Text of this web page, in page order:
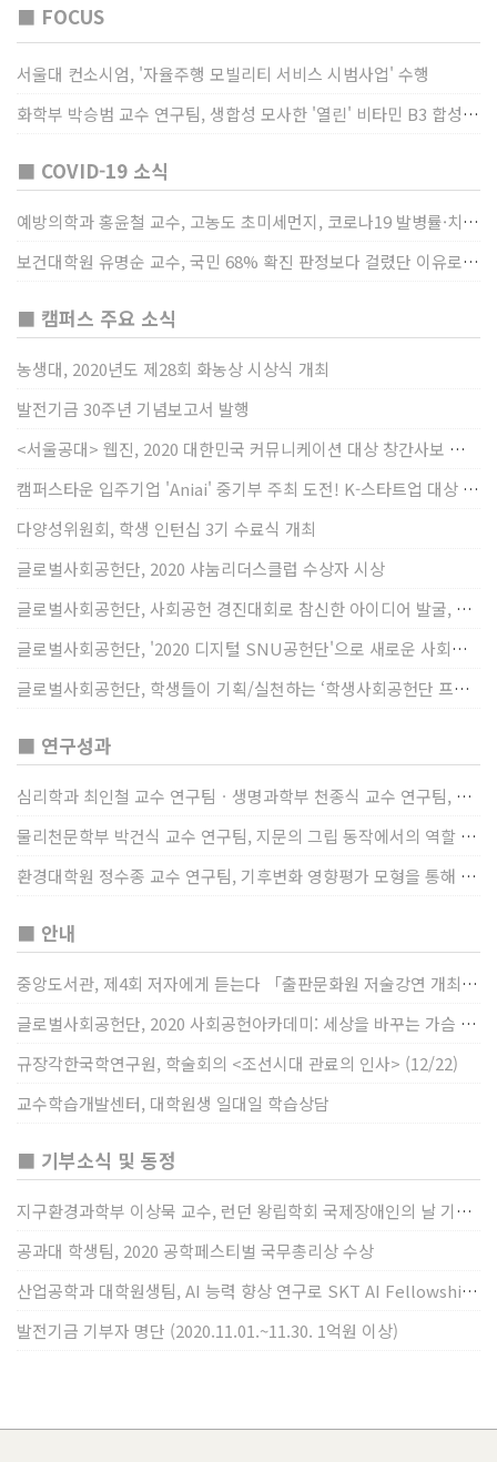
■ FOCUS
서울대 컨소시엄, '자율주행 모빌리티 서비스 시범사업' 수행
화학부 박승범 교수 연구팀, 생합성 모사한 '열린' 비타민 B3 합성법 개발
■ COVID-19 소식
예방의학과 홍윤철 교수, 고농도 초미세먼지, 코로나19 발병률·치명률 높인다
보건대학원 유명순 교수, 국민 68% 확진 판정보다 걸렸단 이유로 비난받는 걸 더 두려해
■ 캠퍼스 주요 소식
농생대, 2020년도 제28회 화농상 시상식 개최
발전기금 30주년 기념보고서 발행
<서울공대> 웹진, 2020 대한민국 커뮤니케이션 대상 창간사보 부문 최우수상 선정
캠퍼스타운 입주기업 'Aniai' 중기부 주최 도전! K-스타트업 대상 수상
다양성위원회, 학생 인턴십 3기 수료식 개최
글로벌사회공헌단, 2020 샤눔리더스클럽 수상자 시상
글로벌사회공헌단, 사회공헌 경진대회로 참신한 아이디어 발굴, 지원
글로벌사회공헌단, '2020 디지털 SNU공헌단'으로 새로운 사회공헌에 도전
글로벌사회공헌단, 학생들이 기획/실천하는 ‘학생사회공헌단 프로젝트’ 진행
■ 연구성과
심리학과 최인철 교수 연구팀ㆍ생명과학부 천종식 교수 연구팀, 장내 마이크로바이옴과 정서적 웰빙간 관계 규명
물리천문학부 박건식 교수 연구팀, 지문의 그립 동작에서의 역할 및 원리 규명
환경대학원 정수종 교수 연구팀, 기후변화 영향평가 모형을 통해 기후변화에 따른 급격한 토양수분의 감소가 발생하는 지역과 시간을 규명
■ 안내
중앙도서관, 제4회 저자에게 듣는다 「출판문화원 저술강연 개최」(12/17)
글로벌사회공헌단, 2020 사회공헌아카데미: 세상을 바꾸는 가슴 따뜻한 나눔(12/23~24)
규장각한국학연구원, 학술회의 <조선시대 관료의 인사> (12/22)
교수학습개발센터, 대학원생 일대일 학습상담
■ 기부소식 및 동정
지구환경과학부 이상묵 교수, 런던 왕립학회 국제장애인의 날 기념 “전 세계 장애가 있는 과학자”에 소개
공과대 학생팀, 2020 공학페스티벌 국무총리상 수상
산업공학과 대학원생팀, AI 능력 향상 연구로 SKT AI Fellowship 2기 최우수팀 선정
발전기금 기부자 명단 (2020.11.01.~11.30. 1억원 이상)